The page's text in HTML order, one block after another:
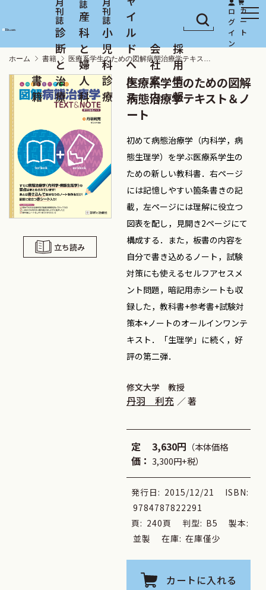
書
籍
診
断
と
治
療
産
科
と
婦
人
科
小
児
科
診
療
イ
ル
ド
ヘ
ル
ス
会
社
案
内
採
用
情
報
ホーム 書籍 医療系学生のための図解病態治療学テキスト＆ノート
医療系学生のための図解
病態治療学テキスト＆ノ
ート
初めて病態治療学（内科学，病
態生理学）を学ぶ医療系学生の
ための新しい教科書．右ページ
には記憶しやすい箇条書きの記
載，左ページには理解に役立つ
図表を配し，見開き2ページにて
構成する．また，板書の内容を
自分で書き込めるノート，試験
対策にも使えるセルフアセスメ
ント問題，暗記用赤シートも収
録した，教科書+参考書+試験対
策本+ノートのオールインワンテ
キスト．「生理学」に続く，好
評の第二弾．
修文大学 教授
丹羽 利充 著
定
価：
3,630円 （本体価格
3,300円+税）
発行日: 2015/12/21
ISBN:
9784787822291
頁: 240頁 判型: B5
製本:
並製
在庫: 在庫僅少
カートに入れる
立ち読み